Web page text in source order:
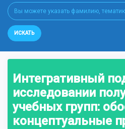
ИСКАТЬ
Интегративный
исследовании
учебных групп:
концептуальные